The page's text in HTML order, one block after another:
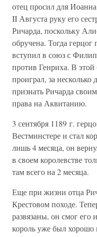
отец просил для
II Августа руку его
Ричарда, поскольку
обручена. Тогда
вступил в союз с
против Генриха. В этой
проиграл, за
признать Ричарда
права на Аквитанию.
3 сентября 1189 г.
Вестминстере и стал
лишь 4 месяца, он
в своем королевстве
там всего на 2 месяца.
Еще при жизни отца
Крестовом походе.
развязаны, он смог его
король уже был хорошо